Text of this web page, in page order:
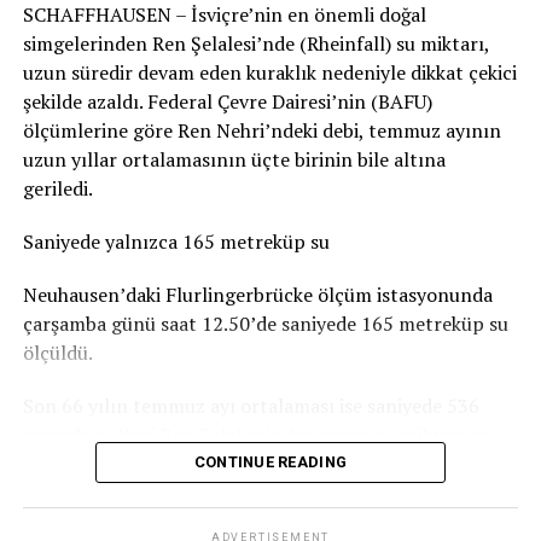
durumun genel olarak dramatik olmadığını belirtiyor.
Basel-Landschaft yetkilileri de şehir merkezindeki ve
insanların yemek yemek veya vakit geçirmek için
kullandığı parkların, ormanlık alanlardaki oyun
parklarına göre daha fazla kirlendiğine dikkat çekiyor.
Sigarasız çocuk parkları yaygınlaşıyor
İsviçre’deki Stop2Drop girişiminin verilerine göre şu
anda 24 belediye sigarasız ve temiz çocuk parkı
uygulamasını kullanıyor.
Aarau’da da seçilen 10 çocuk parkında yaklaşık iki ay
belediyeye göre deneme döneminde kirlilikte belirgin bir
değişiklik gözlenmedi. Uygulamaların uzun vadeli
etkisinin ise henüz değerlendirilemeyeceği belirtiliyor.
SCHAFFHAUSEN – İsviçre’nin en önemli doğal
simgelerinden Ren Şelalesi’nde (Rheinfall) su miktarı,
uzun süredir devam eden kuraklık nedeniyle dikkat çekici
şekilde azaldı. Federal Çevre Dairesi’nin (BAFU)
ölçümlerine göre Ren Nehri’ndeki debi, temmuz ayının
uzun yıllar ortalamasının üçte birinin bile altına
geriledi.
Saniyede yalnızca 165 metreküp su
Neuhausen’daki Flurlingerbrücke ölçüm istasyonunda
çarşamba günü saat 12.50’de saniyede 165 metreküp su
ölçüldü.
anda normal bir temmuz ayındaki seviyenin yaklaşık
CONTINUE READING
ADVERTISEMENT